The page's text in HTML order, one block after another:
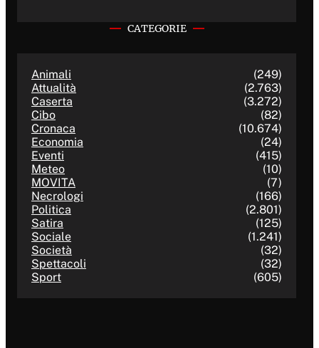
CATEGORIE
Animali
(249)
Attualità
(2.763)
Caserta
(3.272)
Cibo
(82)
Cronaca
(10.674)
Economia
(24)
Eventi
(415)
Meteo
(10)
MOVITA
(7)
Necrologi
(166)
Politica
(2.801)
Satira
(125)
Sociale
(1.241)
Società
(32)
Spettacoli
(32)
Sport
(605)